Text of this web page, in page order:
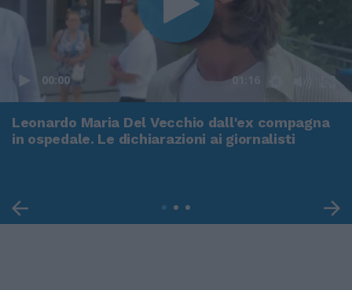
00:00 01:16
Leonardo Maria Del Vecchio dall'ex compagna
in ospedale. Le dichiarazioni ai giornalisti